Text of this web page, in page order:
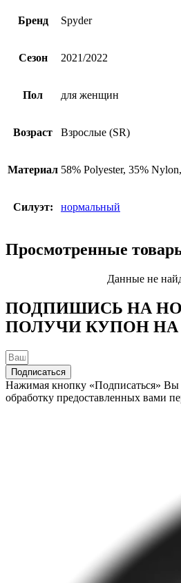
Бренд Spyder
Сезон 2021/2022
Пол для женщин
Возраст Взрослые (SR)
Материал 58% Polyester, 35%
Силуэт: нормальный
Просмотренные
Данные не
ПОДПИШИСЬ НА
ПОЛУЧИ КУПОН НА
Подписаться
Нажимая кнопку «Подписаться» Вы
обработку предоставленных вами